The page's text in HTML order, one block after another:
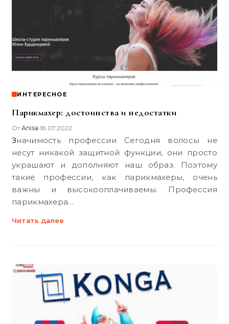
ИНТЕРЕСНОЕ
Парикмахер: достоинства и недостатки
ОтAnisa•18.07.2022
Значимость профессии Сегодня волосы не
несут никакой защитной функции, они просто
украшают и дополняют наш образ. Поэтому
такие профессии, как парикмахеры, очень
важны и высокооплачиваемы. Профессия
парикмахера…
Читать далее